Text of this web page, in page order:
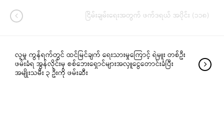
ငြိမ်းချမ်းရေးအတွက် ဖက်ဒရယ် အပိုင်း (၁၁၈)
လူမှု ကွန်ရက်တွင် ထင်မြင်ချက် ရေးသားမှုကြောင့် ရဲမှူး တစ်ဦး
ဖမ်းခံရ အွန်လိုင်းမှ စစ်ဘေးရှောင်များအလှူငွေတောင်းခံပြီး
အမျိုးသမီး ၃ ဦးကို ဖမ်းဆီး